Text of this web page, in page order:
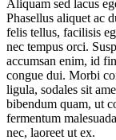
Aliquam sed lacus
Phasellus aliquet ac
felis tellus, facilisis
nec tempus orci.
accumsan enim, id
congue dui. Morbi
ligula, sodales sit
bibendum quam, ut
fermentum
nec, laoreet ut ex.